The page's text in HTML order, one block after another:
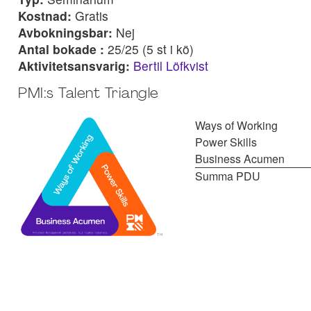
Kostnad: Gratis
Avbokningsbar: Nej
Antal bokade : 25/25 (5 st i kö)
Aktivitetsansvarig: Bertil Löfkvist
PMI:s Talent Triangle
Ways of Working
Power Skills
Business Acumen
Summa PDU